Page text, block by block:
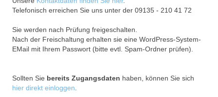
Telefonisch erreichen Sie uns unter der 09135 - 210 41 72
Sie werden nach Prüfung freigeschalten.
Nach der Freischaltung erhalten sie eine WordPress-System-
EMail mit Ihrem Passwort (bitte evtl. Spam-Ordner prüfen).
Sollten Sie bereits Zugangsdaten haben, können Sie sich
hier direkt einloggen